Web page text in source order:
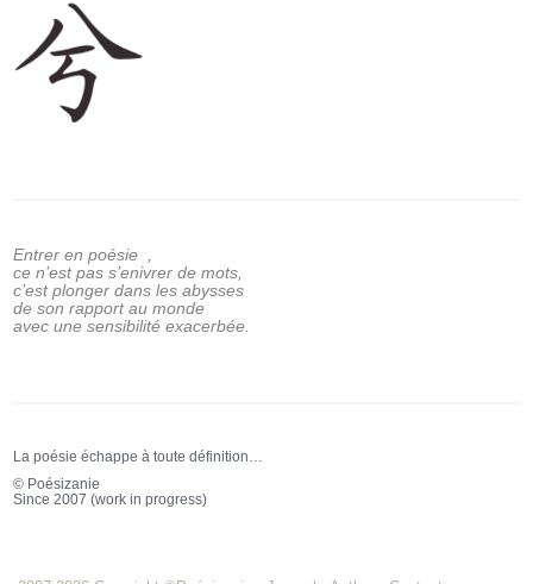
Entrer en poésie ,
ce n’est pas s’enivrer de mots,
c’est plonger dans les abysses
de son rapport au monde
avec une sensibilité exacerbée.
La poésie échappe à toute définition…
© Poésizanie
Since 2007 (work in progress)